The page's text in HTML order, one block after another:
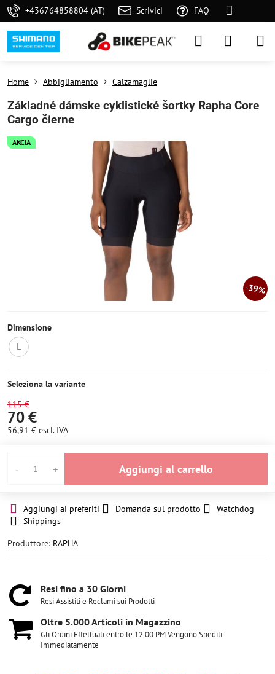
+436764858804 (AT) Scrivici FAQ
AKCIA
39%
Home Abbigliamento Calzamaglie
Základné dámske cyklistické šortky Rapha Core
Cargo čierne
Dimensione
L
Seleziona la variante
115 €
70 €
56,91 € escl. IVA
Aggiungi al carrello
Aggiungi ai preferiti Domanda sul prodotto
Watchdog
Shippings
Produttore: RAPHA
Resi fino a 30 Giorni
Resi Assistiti e Reclami sui Prodotti
Oltre 5​.000 Articoli in Magazzino
Gli Ordini Effettuati entro le 12:00 PM Vengono Spediti
Immediatamente